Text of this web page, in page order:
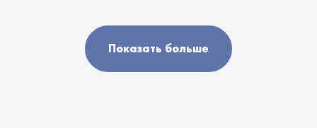
Показать больше